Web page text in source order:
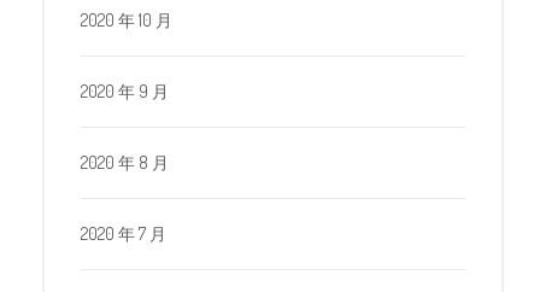
2020 年 10 月
2020 年 9 月
2020 年 8 月
2020 年 7 月